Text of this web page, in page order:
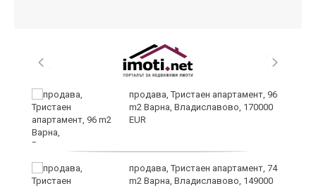
продава, Тристаен апартамент, 96
m2 Варна, Владиславово, 170000
EUR
продава, Тристаен апартамент, 74
m2 Варна, Владиславово, 149000